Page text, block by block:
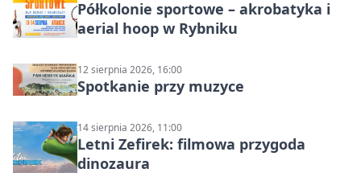
Półkolonie sportowe – akrobatyka i
aerial hoop w Rybniku
12 sierpnia 2026, 16:00
Spotkanie przy muzyce
14 sierpnia 2026, 11:00
Letni Zefirek: filmowa przygoda
dinozaura